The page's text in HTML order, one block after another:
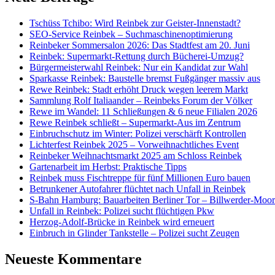
Tschüss Tchibo: Wird Reinbek zur Geister-Innenstadt?
SEO-Service Reinbek – Suchmaschinenoptimierung
Reinbeker Sommersalon 2026: Das Stadtfest am 20. Juni
Reinbek: Supermarkt-Rettung durch Bücherei-Umzug?
Bürgermeisterwahl Reinbek: Nur ein Kandidat zur Wahl
Sparkasse Reinbek: Baustelle bremst Fußgänger massiv aus
Rewe Reinbek: Stadt erhöht Druck wegen leerem Markt
Sammlung Rolf Italiaander – Reinbeks Forum der Völker
Rewe im Wandel: 11 Schließungen & 6 neue Filialen 2026
Rewe Reinbek schließt – Supermarkt-Aus im Zentrum
Einbruchschutz im Winter: Polizei verschärft Kontrollen
Lichterfest Reinbek 2025 – Vorweihnachtliches Event
Reinbeker Weihnachtsmarkt 2025 am Schloss Reinbek
Gartenarbeit im Herbst: Praktische Tipps
Reinbek muss Fischtreppe für fünf Millionen Euro bauen
Betrunkener Autofahrer flüchtet nach Unfall in Reinbek
S-Bahn Hamburg: Bauarbeiten Berliner Tor – Billwerder-
Unfall in Reinbek: Polizei sucht flüchtigen Pkw
Herzog-Adolf-Brücke in Reinbek wird erneuert
Einbruch in Glinder Tankstelle – Polizei sucht Zeugen
Neueste Kommentare